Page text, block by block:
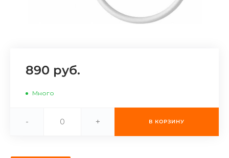
каждые 2 недели
об оплате Плайтом
25
Остались вопросы?
890 руб.
Много
- + В КОРЗИНУ